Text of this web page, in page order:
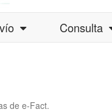
Consulta
de e-Fact.